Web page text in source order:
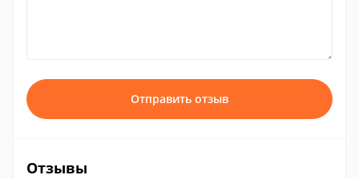
Отправить отзыв
Отзывы